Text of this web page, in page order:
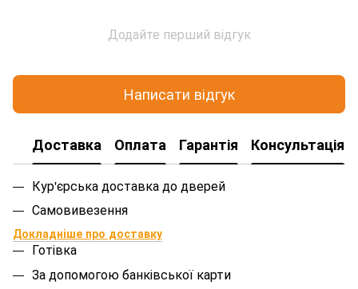
Додайте перший відгук
Написати відгук
Доставка Оплата Гарантія Консультація
Кур'єрська доставка до дверей
Самовивезення
Докладніше про доставку
Готівка
За допомогою банківської карти